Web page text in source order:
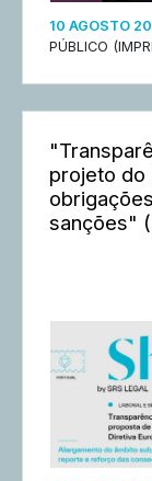
10 AGOSTO
PÚBLICO
projeto do
sanções"